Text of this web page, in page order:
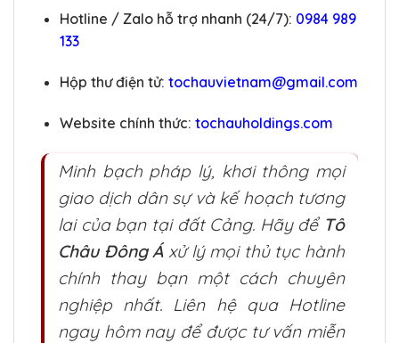
Hotline / Zalo hỗ trợ nhanh (24/7): 0984 989
133
Hộp thư điện tử: tochauvietnam@gmail.com
Website chính thức: tochauholdings.com
Minh bạch pháp lý, khơi thông mọi
giao dịch dân sự và kế hoạch tương
lai của bạn tại đất Cảng. Hãy để Tô
Châu Đông Áxử lý mọi thủ tục hành
chính thay bạn một cách chuyên
nghiệp nhất. Liên hệ qua Hotline
ngay hôm nay để được tư vấn miễn